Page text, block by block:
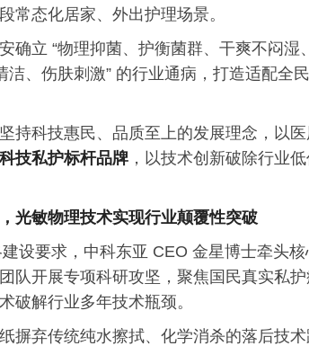
常态化居家、外出护理场景。
确立 “物理抑菌、护衡菌群、干爽不闷湿
洁、伤肤刺激” 的行业通病，打造适配全
持科技惠民、品质至上的发展理念，以
技私护标杆品牌 ，以技术创新破除行业
光敏物理技术实现行业颠覆性突破
建设要求，中科东亚 CEO 金星博士牵头
队开展专项科研攻坚，聚焦国民真实私
破解行业多年技术瓶颈。
摒弃传统纯水擦拭、化学消杀的落后技